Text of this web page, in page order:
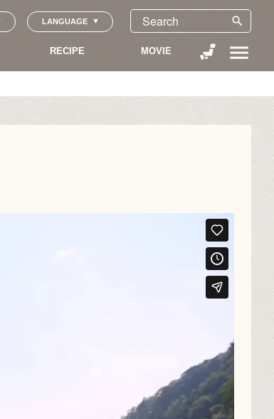
LANGUAGE search
RECIPE MOVIE menu